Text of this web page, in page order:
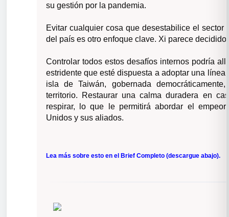
su gestión por la pandemia.
Evitar cualquier cosa que desestabilice el
del país es otro enfoque clave. Xi parece
Controlar todos estos desafíos internos podría
estridente que esté dispuesta a adoptar una
isla de Taiwán, gobernada
territorio. Restaurar una calma duradera en
respirar, lo que le permitirá abordar el
Unidos y sus aliados.
Lea más sobre esto en el Brief Completo (descargue abajo).